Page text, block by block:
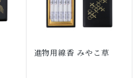
進物用線香 みやこ草